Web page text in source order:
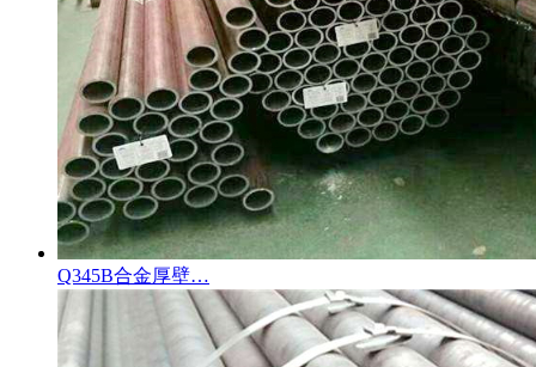
Q345B合金厚壁…